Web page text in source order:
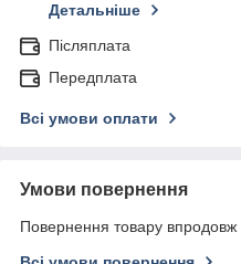
Детальніше
Післяплата
Передплата
Всі умови оплати
Умови повернення
Повернення товару впродовж